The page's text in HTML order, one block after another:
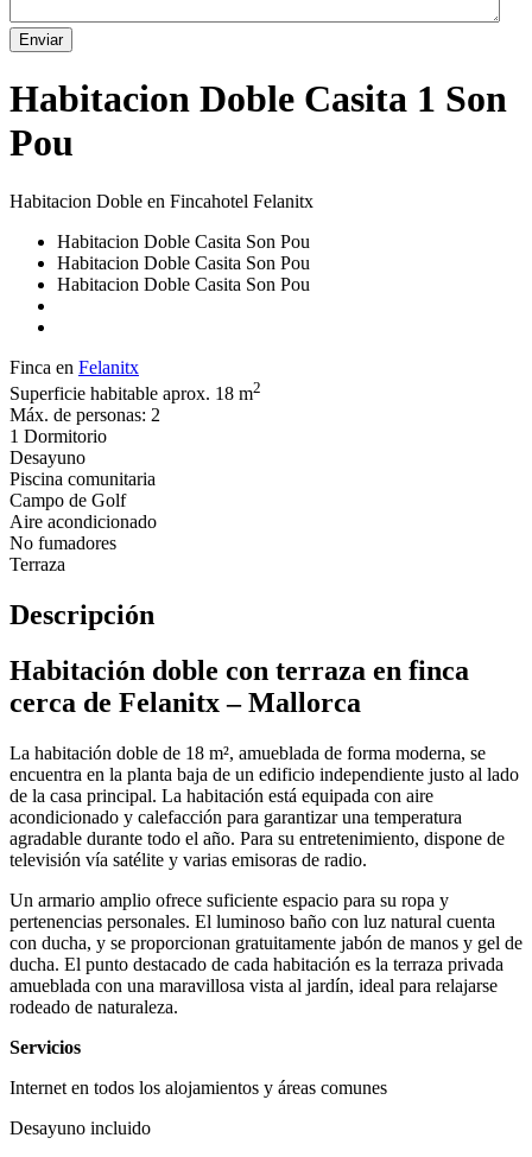
Enviar
Habitacion Doble Casita 1 Son
Pou
Habitacion Doble en Fincahotel Felanitx
Habitacion Doble Casita Son Pou
Habitacion Doble Casita Son Pou
Habitacion Doble Casita Son Pou
Finca en Felanitx
Superficie habitable aprox. 18 m2
Máx. de personas: 2
1 Dormitorio
Desayuno
Piscina comunitaria
Campo de Golf
Aire acondicionado
No fumadores
Terraza
Descripción
Habitación doble con terraza en finca
cerca de Felanitx – Mallorca
La habitación doble de 18 m², amueblada de forma moderna, se
encuentra en la planta baja de un edificio independiente justo al lado
de la casa principal. La habitación está equipada con aire
acondicionado y calefacción para garantizar una temperatura
agradable durante todo el año. Para su entretenimiento, dispone de
televisión vía satélite y varias emisoras de radio.
Un armario amplio ofrece suficiente espacio para su ropa y
pertenencias personales. El luminoso baño con luz natural cuenta
con ducha, y se proporcionan gratuitamente jabón de manos y gel de
ducha. El punto destacado de cada habitación es la terraza privada
amueblada con una maravillosa vista al jardín, ideal para relajarse
rodeado de naturaleza.
Servicios
Internet en todos los alojamientos y áreas comunes
Desayuno incluido